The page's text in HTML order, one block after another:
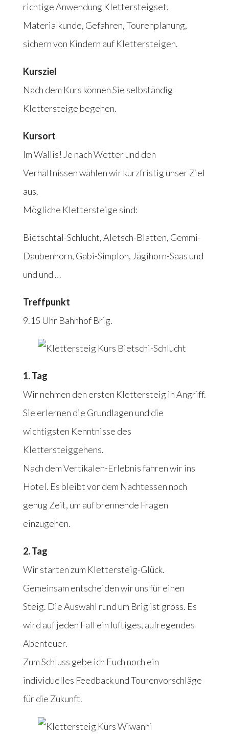
richtige Anwendung Klettersteigset,
Materialkunde, Gefahren, Tourenplanung,
sichern von Kindern auf Klettersteigen.
Kursziel
Nach dem Kurs können Sie selbständig
Klettersteige begehen.
Kursort
Im Wallis! Je nach Wetter und den
Verhältnissen wählen wir kurzfristig unser Ziel
aus.
Mögliche Klettersteige sind:
Bietschtal-Schlucht, Aletsch-Blatten, Gemmi-
Daubenhorn, Gabi-Simplon, Jägihorn-Saas und
und und …
Treffpunkt
9.15 Uhr Bahnhof Brig.
1. Tag
Wir nehmen den ersten Klettersteig in Angriff.
Sie erlernen die Grundlagen und die
wichtigsten Kenntnisse des
Klettersteiggehens.
Nach dem Vertikalen-Erlebnis fahren wir ins
Hotel. Es bleibt vor dem Nachtessen noch
genug Zeit, um auf brennende Fragen
einzugehen.
2. Tag
Wir starten zum Klettersteig-Glück.
Gemeinsam entscheiden wir uns für einen
Steig. Die Auswahl rund um Brig ist gross. Es
wird auf jeden Fall ein luftiges, aufregendes
Abenteuer.
Zum Schluss gebe ich Euch noch ein
individuelles Feedback und Tourenvorschläge
für die Zukunft.